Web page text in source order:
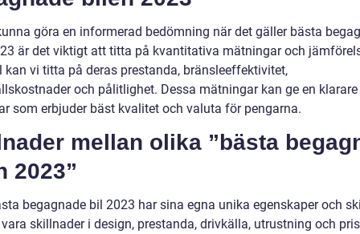
göra en informerad bedömning när det gäller bästa
är det viktigt att titta på kvantitativa mätningar och
kan vi titta på deras prestanda, bränsleeffektivitet,
och pålitlighet. Dessa mätningar kan ge en
som erbjuder bäst kvalitet och valuta för pengarna.
mellan olika ”bästa
2023”
begagnade bil 2023 har sina egna unika egenskaper och
skillnader i design, prestanda, drivkälla, utrustning och